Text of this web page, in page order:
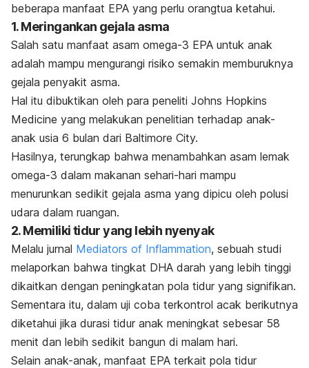
beberapa manfaat EPA yang perlu orangtua ketahui.
1. Meringankan gejala asma
Salah satu manfaat asam omega-3 EPA untuk anak
adalah mampu mengurangi risiko semakin memburuknya
gejala penyakit asma.
Hal itu dibuktikan oleh para peneliti Johns Hopkins
Medicine yang melakukan penelitian terhadap anak-
anak usia 6 bulan dari Baltimore City.
Hasilnya, terungkap bahwa menambahkan asam lemak
omega-3 dalam makanan sehari-hari mampu
menurunkan sedikit gejala asma yang dipicu oleh polusi
udara dalam ruangan.
2. Memiliki tidur yang lebih nyenyak
Melalu jurnal Mediators of Inflammation, sebuah studi
melaporkan bahwa tingkat DHA darah yang lebih tinggi
dikaitkan dengan peningkatan pola tidur yang signifikan.
Sementara itu, dalam uji coba terkontrol acak berikutnya
diketahui jika durasi tidur anak meningkat sebesar 58
menit dan lebih sedikit bangun di malam hari.
Selain anak-anak, manfaat EPA terkait pola tidur